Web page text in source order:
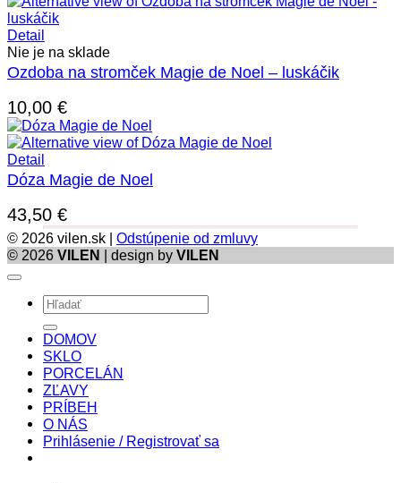
Detail
Nie je na sklade
Ozdoba na stromček Magie de Noel – luskáčik
10,00 €
Detail
Dóza Magie de Noel
43,50 €
© 2026 vilen.sk | Odstúpenie od zmluvy
© 2026 VILEN | design by VILEN
Hľadať:
DOMOV
SKLO
PORCELÁN
ZĽAVY
PRÍBEH
O NÁS
Prihlásenie / Registrovať sa